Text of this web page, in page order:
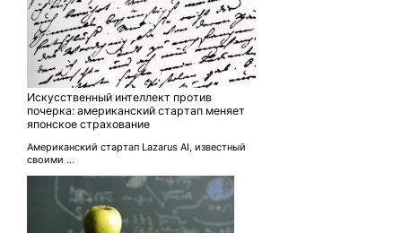
Искусственный интеллект против
почерка: американский стартап меняет
японское страхование
Американский стартап Lazarus AI, известный
своими ...